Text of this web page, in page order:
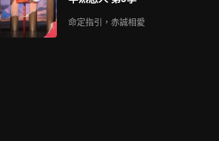
命定指引，赤誠相愛